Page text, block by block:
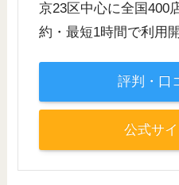
京23区中心に全国400
約・最短1時間で利用開
評判・口
公式サ